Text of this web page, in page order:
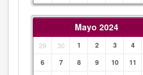
Mayo 2024
29 30 1 2 3 4
6
7 8 9 10 11